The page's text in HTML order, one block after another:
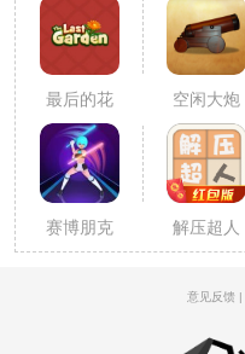
最后的花
园无限金
币星星
空闲大炮
大亨
赛博朋克
光剑
解压超人
意见反馈 |